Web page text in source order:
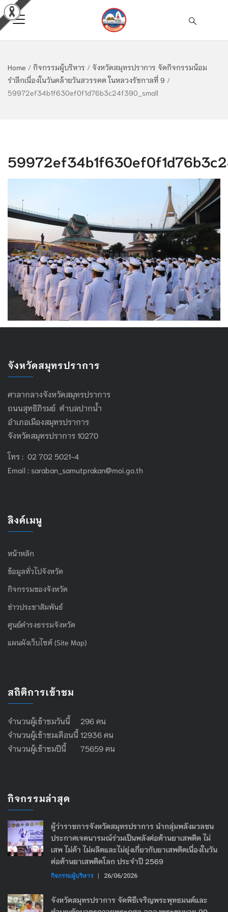
Home / กิจกรรมผู้บริหาร / จังหวัดสมุทรปราการ จัดกิจกรรมน้อม
รำลึกเนื่องในวันคล้ายวันสวรรคต ในหลวงรัชกาลที่ 9 /
59972ef34b1f630ef0f1d76b3c24f390_small
จังหวัดสมุทรปราการ
ศาลากลางจังหวัดสมุทรปราการ
ถนนสุทธิภิรมย์ ตำบลปากน้ำ
อำเภอเมืองสมุทรปราการ
จังหวัดสมุทรปราการ 10270
โทร : 02 702 5021-4
Email : saraban_samutprakan@moi.go.th
ลิงค์เมนู
หน้าหลัก
ข้อมูลทั่วไปจังหวัด
กิจกรรมของจังหวัด
ข่าวประชาสัมพันธ์
ศูนย์ดำรงธรรมจังหวัด
แผนผังเว็บไซต์ (Site Map)
สถิติการเข้าชม
จำนวนผู้เข้าชมวันนี้ 296 คน
จำนวนผู้เข้าชมเดือนนี้ 12936 คน
จำนวนผู้เข้าชมปีนี้ 75659 คน
กิจกรรมล่าสุด
ผู้ว่าราชการจังหวัดสมุทรปราการ นำกลุ่มพลังมวลชน
ประกาศเจตนารมณ์ร่วมเป็นพลังต่อต้านยาเสพติด ไม่
เสพ ไม่ค้า ไม่ผลิตและไม่ยุ่งเกี่ยวกับยาเสพติดเนื่องในวัน
ต่อต้านยาเสพติดโลก ประจำปี 2569
กิจกรรมผู้บริหาร | 26/06/2026
จังหวัดสมุทรปราการ จัดพิธีเจริญพระพุทธมนต์และ